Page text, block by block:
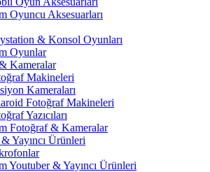
Oyuncu Aksesuarları
& Konsol Oyunları
Oyunlar
Kameralar
Makineleri
Kameraları
Fotoğraf Makineleri
Yazıcıları
Fotoğraf & Kameralar
Yayıncı Ürünleri
Youtuber & Yayıncı Ürünleri